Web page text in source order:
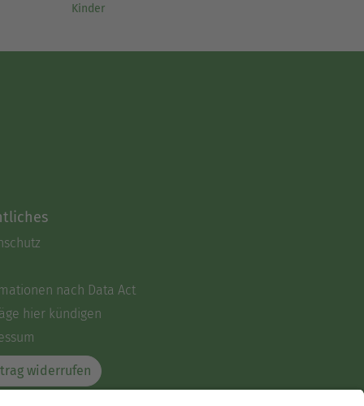
Kinder
nach Data Act
hier kündigen
widerrufen